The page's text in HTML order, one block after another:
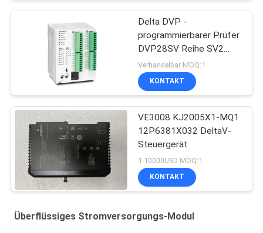
Delta DVP -
programmierbarer Prüfer
DVP28SV Reihe SV2
PLC Logik-Prüfer
Verhandelbar MOQ:1
KONTAKT
VE3008 KJ2005X1-MQ1
12P6381X032 DeltaV-
Steuergerät
1-10000USD MOQ:1
KONTAKT
Überflüssiges Stromversorgungs-Modul